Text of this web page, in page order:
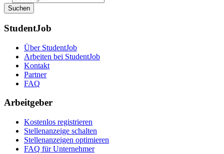
Suchen
StudentJob
Über StudentJob
Arbeiten bei StudentJob
Kontakt
Partner
FAQ
Arbeitgeber
Kostenlos registrieren
Stellenanzeige schalten
Stellenanzeigen optimieren
FAQ für Unternehmer